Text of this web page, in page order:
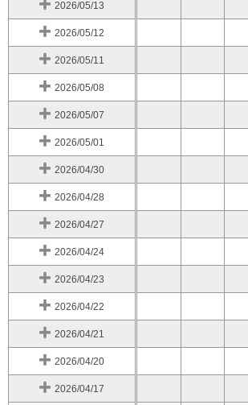
2026/05/13
2026/05/12
2026/05/11
2026/05/08
2026/05/07
2026/05/01
2026/04/30
2026/04/28
2026/04/27
2026/04/24
2026/04/23
2026/04/22
2026/04/21
2026/04/20
2026/04/17